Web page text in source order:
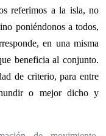
referimos a la isla, no
poniéndonos a todos,
en una misma
beneficia al conjunto.
de criterio, para entre
o mejor dicho y